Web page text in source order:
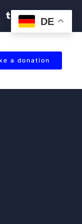
a donation
DE